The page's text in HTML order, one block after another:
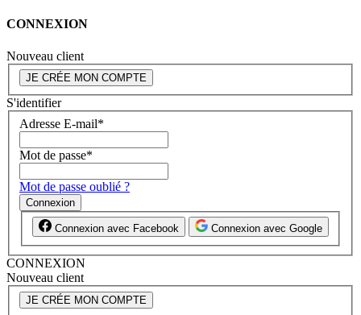
CONNEXION
Nouveau client
JE CRÉE MON COMPTE
S'identifier
Adresse E-mail*
Mot de passe*
Mot de passe oublié ?
Connexion
Connexion avec Facebook Connexion avec Google
CONNEXION
Nouveau client
JE CRÉE MON COMPTE